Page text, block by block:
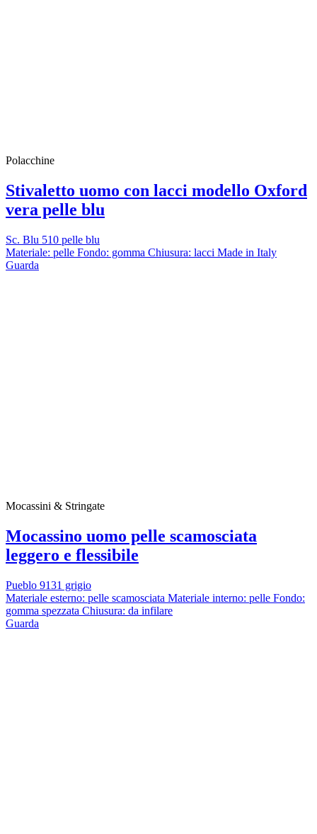
Polacchine
Stivaletto uomo con lacci modello Oxford
vera pelle blu
Sc. Blu 510 pelle blu
Materiale: pelle Fondo: gomma Chiusura: lacci Made in Italy
Guarda
Mocassini & Stringate
Mocassino uomo pelle scamosciata
leggero e flessibile
Pueblo 9131 grigio
Materiale esterno: pelle scamosciata Materiale interno: pelle Fondo:
gomma spezzata Chiusura: da infilare
Guarda